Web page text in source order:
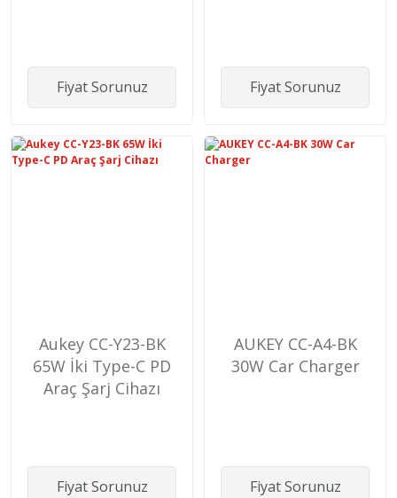
Fiyat Sorunuz Fiyat Sorunuz
Aukey CC-Y23-BK
65W İki Type-C PD
Araç Şarj Cihazı
Fiyat Sorunuz
AUKEY CC-A4-BK
30W Car Charger
Fiyat Sorunuz